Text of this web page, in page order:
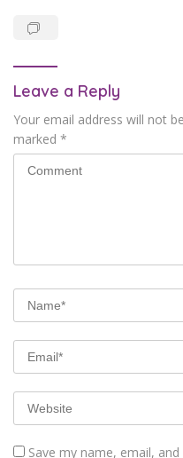
Leave a Reply
Your email address will not
marked *
Save my name, email,